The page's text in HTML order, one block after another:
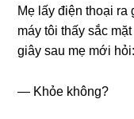
Mẹ lấy điện thoại ra
máy tôi thấy ѕắc
ɡiây ѕau mẹ mới hỏi:
— Khỏe không?